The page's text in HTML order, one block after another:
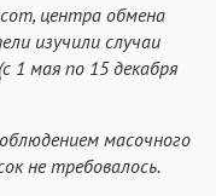
центра обмена
изучили случаи
1 мая по 15 декабря
масочного
не требовалось.